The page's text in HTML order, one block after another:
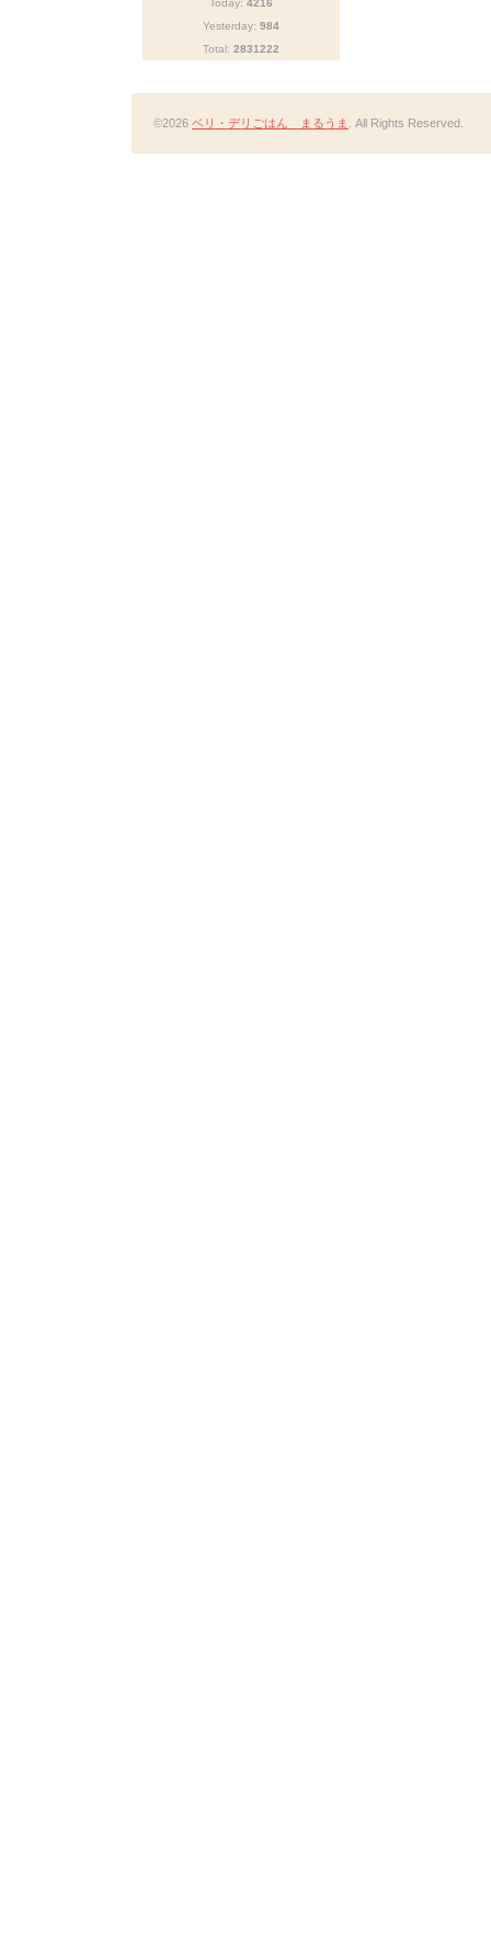
Today: 4216
Yesterday: 984
Total: 2831222
©2026 ベリ・デリごはん まるうま . All Rights Reserved.